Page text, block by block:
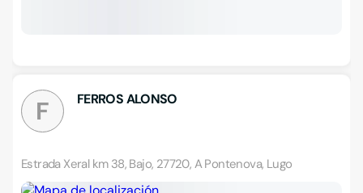
F FERROS ALONSO
Estrada Xeral km 38, Bajo, 27720, A Pontenova, Lugo